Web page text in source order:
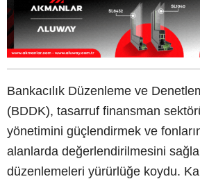
Bankacılık Düzenleme ve
(BDDK), tasarruf finansman
yönetimini güçlendirmek ve
alanlarda değerlendirilmesini
düzenlemeleri yürürlüğe koydu.